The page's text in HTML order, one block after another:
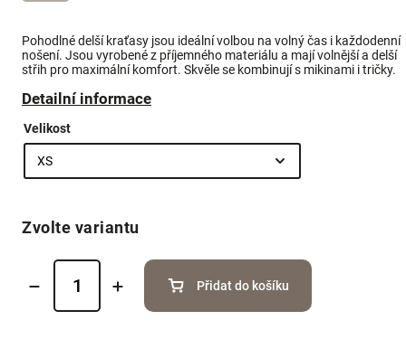
Pohodlné delší kraťasy jsou ideální volbou na volný čas i každodenní
nošení. Jsou vyrobené z příjemného materiálu a mají volnější a delší
střih pro maximální komfort. Skvěle se kombinují s mikinami i tričky.
Detailní informace
Velikost
Zvolte variantu
Přidat do košíku